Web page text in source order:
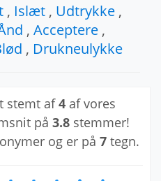
, Islæt , Udtrykke ,
, Acceptere ,
, Drukneulykke
stemt af4 af vores
på 3.8 stemmer!
og er på 7 tegn.